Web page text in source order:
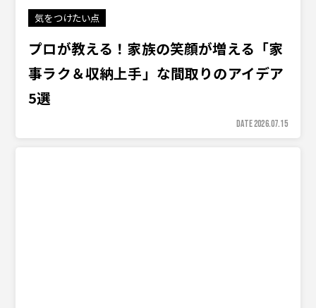
気をつけたい点
プロが教える！家族の笑顔が増える「家
事ラク＆収納上手」な間取りのアイデア
5選
DATE 2026.07.15